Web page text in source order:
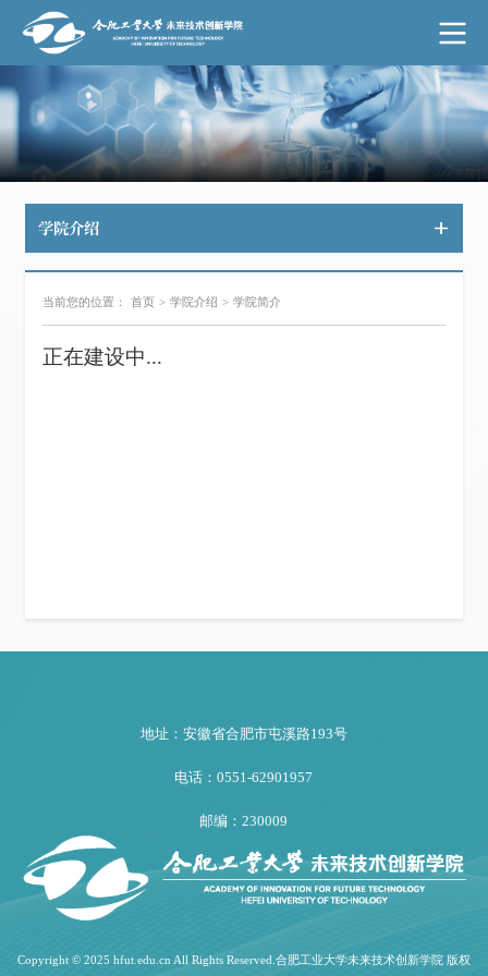
学院介绍
当前您的位置： 首页 > 学院介绍 > 学院简介
正在建设中...
地址：安徽省合肥市屯溪路193号
电话：0551-62901957
邮编：230009
Copyright © 2025 hfut.edu.cn All Rights Reserved.合肥工业大学未来技术创新学院 版权